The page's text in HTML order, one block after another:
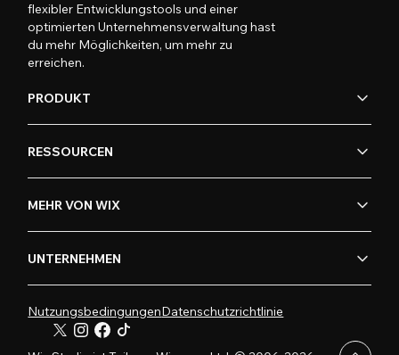
flexibler Entwicklungstools und einer
optimierten Unternehmensverwaltung hast
du mehr Möglichkeiten, um mehr zu
erreichen.
PRODUKT
RESSOURCEN
MEHR VON WIX
UNTERNEHMEN
NutzungsbedingungenDatenschutzrichtlinie